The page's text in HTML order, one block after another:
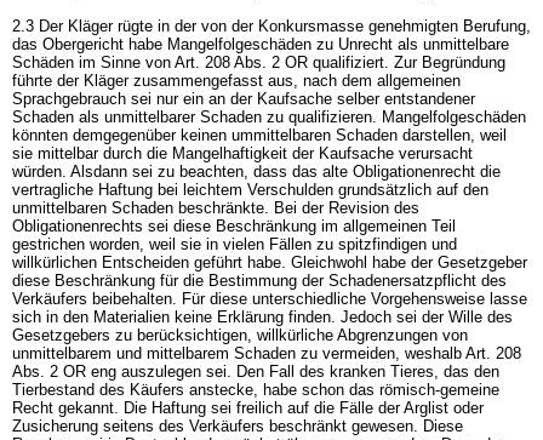
2.3 Der Kläger rügte in der von der Konkursmasse genehmigten Berufung,
das Obergericht habe Mangelfolgeschäden zu Unrecht als unmittelbare
Schäden im Sinne von Art. 208 Abs. 2 OR qualifiziert. Zur Begründung
führte der Kläger zusammengefasst aus, nach dem allgemeinen
Sprachgebrauch sei nur ein an der Kaufsache selber entstandener
Schaden als unmittelbarer Schaden zu qualifizieren. Mangelfolgeschäden
könnten demgegenüber keinen ummittelbaren Schaden darstellen, weil
sie mittelbar durch die Mangelhaftigkeit der Kaufsache verursacht
würden. Alsdann sei zu beachten, dass das alte Obligationenrecht die
vertragliche Haftung bei leichtem Verschulden grundsätzlich auf den
unmittelbaren Schaden beschränkte. Bei der Revision des
Obligationenrechts sei diese Beschränkung im allgemeinen Teil
gestrichen worden, weil sie in vielen Fällen zu spitzfindigen und
willkürlichen Entscheiden geführt habe. Gleichwohl habe der Gesetzgeber
diese Beschränkung für die Bestimmung der Schadenersatzpflicht des
Verkäufers beibehalten. Für diese unterschiedliche Vorgehensweise lasse
sich in den Materialien keine Erklärung finden. Jedoch sei der Wille des
Gesetzgebers zu berücksichtigen, willkürliche Abgrenzungen von
unmittelbarem und mittelbarem Schaden zu vermeiden, weshalb Art. 208
Abs. 2 OR eng auszulegen sei. Den Fall des kranken Tieres, das den
Tierbestand des Käufers anstecke, habe schon das römisch-gemeine
Recht gekannt. Die Haftung sei freilich auf die Fälle der Arglist oder
Zusicherung seitens des Verkäufers beschränkt gewesen. Diese